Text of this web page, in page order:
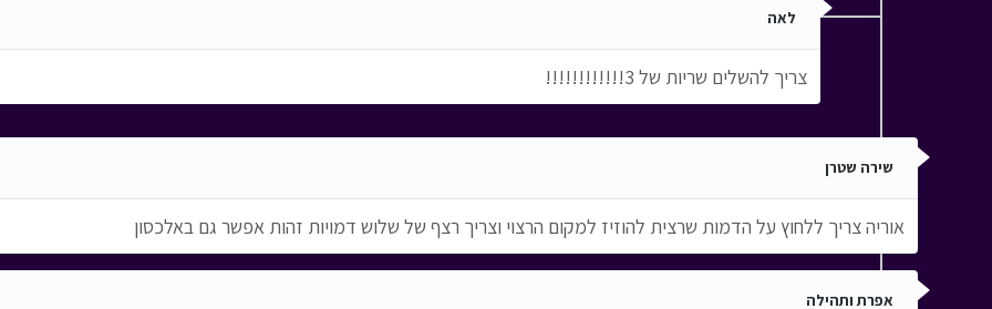
לאה
צריך להשלים שריות של 3!!!!!!!!!!!!
שירה שטרן
אוריה צריך ללחוץ על הדמות שרצית להוזיז למקום הרצוי וצריך רצף של שלוש דמויות זהות אפשר גם באלכסון
אפרת ותהילה